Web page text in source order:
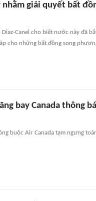
giải quyết bất
Canel cho biết nước này đã
cho những bất đồng song
bay Canada thông
buộc Air Canada tạm ngưng